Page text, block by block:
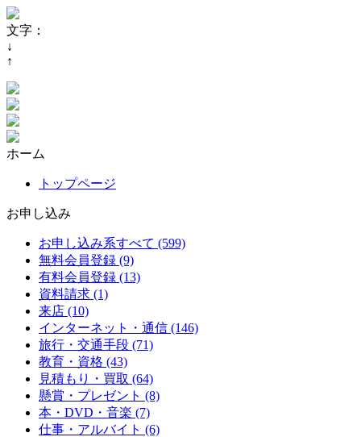
文字：
↓
↑
ホーム
トップページ
お申し込み
お申し込み系すべて (599)
無料会員登録 (9)
有料会員登録 (13)
資料請求 (1)
来店 (10)
インターネット・通信 (146)
旅行・交通手段 (71)
教育・資格 (43)
見積もり・買取 (64)
懸賞・プレゼント (8)
本・DVD・音楽 (7)
仕事・アルバイト (6)